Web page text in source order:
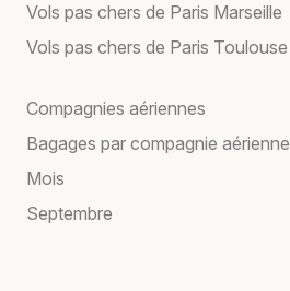
Vols pas chers de Paris Marseille
Vols pas chers de Paris Toulouse
Compagnies aériennes
Bagages par compagnie aérienne
Mois
Septembre